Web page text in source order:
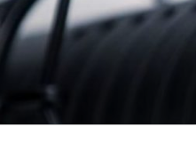
Salta
al
contenuto